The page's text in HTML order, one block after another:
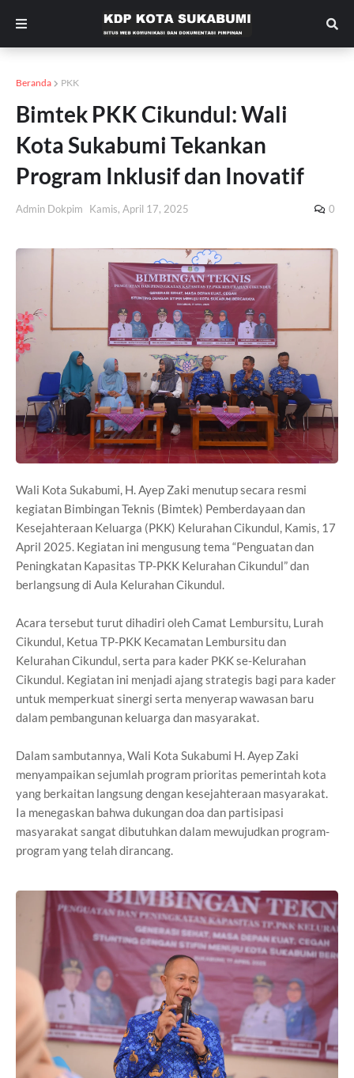
Beranda PKK
Bimtek PKK Cikundul: Wali
Kota Sukabumi Tekankan
Program Inklusif dan Inovatif
Admin Dokpim Kamis, April 17, 2025 0
Wali Kota Sukabumi, H. Ayep Zaki menutup secara resmi
kegiatan Bimbingan Teknis (Bimtek) Pemberdayaan dan
Kesejahteraan Keluarga (PKK) Kelurahan Cikundul, Kamis, 17
April 2025. Kegiatan ini mengusung tema “Penguatan dan
Peningkatan Kapasitas TP-PKK Kelurahan Cikundul” dan
berlangsung di Aula Kelurahan Cikundul.
Acara tersebut turut dihadiri oleh Camat Lembursitu, Lurah
Cikundul, Ketua TP-PKK Kecamatan Lembursitu dan
Kelurahan Cikundul, serta para kader PKK se-Kelurahan
Cikundul. Kegiatan ini menjadi ajang strategis bagi para kader
untuk memperkuat sinergi serta menyerap wawasan baru
dalam pembangunan keluarga dan masyarakat.
Dalam sambutannya, Wali Kota Sukabumi H. Ayep Zaki
menyampaikan sejumlah program prioritas pemerintah kota
yang berkaitan langsung dengan kesejahteraan masyarakat.
Ia menegaskan bahwa dukungan doa dan partisipasi
masyarakat sangat dibutuhkan dalam mewujudkan program-
program yang telah dirancang.